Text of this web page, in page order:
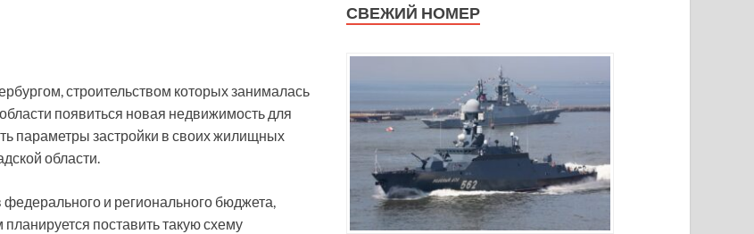
строительством которых занималась
появиться новая недвижимость для
параметры застройки в своих жилищных
области.
федерального и регионального бюджета,
поставить такую схему
СВЕЖИЙ НОМЕР